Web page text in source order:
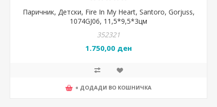
Паричник, Детски, Fire In My Heart, Santoro, Gorjuss,
1074GJ06, 11,5*9,5*3цм
352321
1.750,00 ден
+ ДОДАДИ ВО КОШНИЧКА